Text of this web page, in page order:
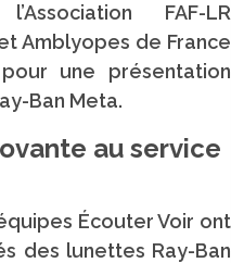
FAF-LR
Amblyopes de France
une présentation
Ban Meta.
au service
Écouter Voir ont
des lunettes Ray-Ban